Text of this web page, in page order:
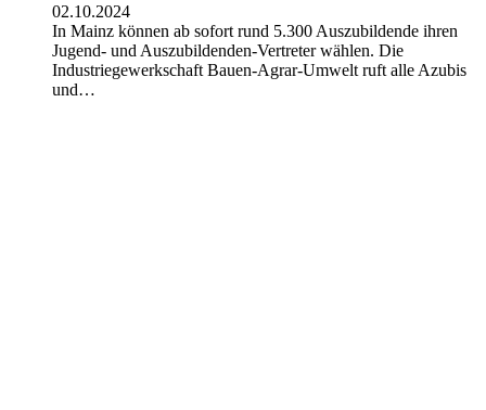
02.10.2024
In Mainz können ab sofort rund 5.300 Auszubildende ihren
Jugend- und Auszubildenden-Vertreter wählen. Die
Industriegewerkschaft Bauen-Agrar-Umwelt ruft alle Azubis
und…